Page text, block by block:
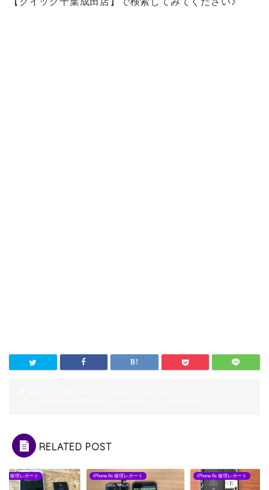
RELATED POST
6s 修理レポート iPhone 6s 修理レポート iPhone 6s 修理レポート